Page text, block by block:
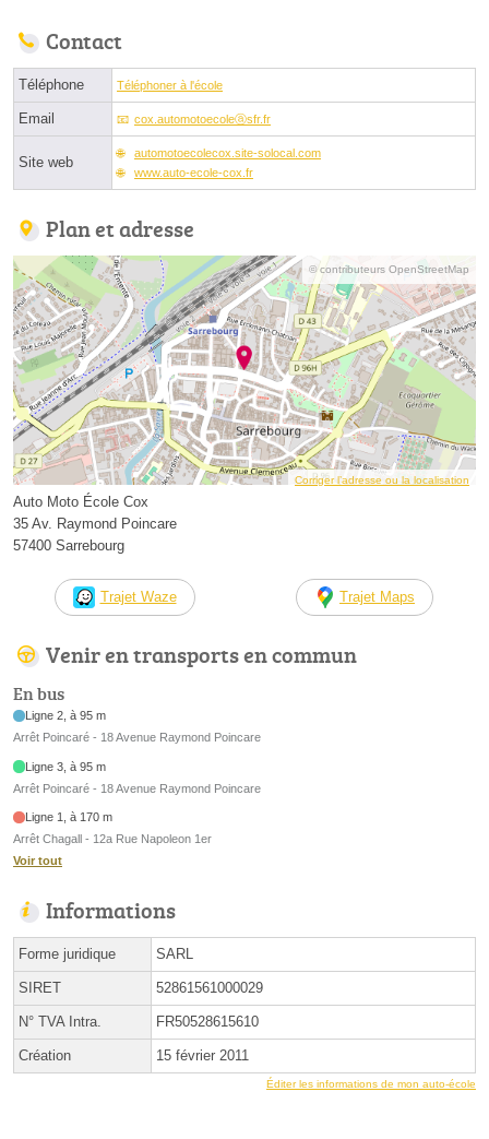
Contact
Téléphone Téléphoner à l'école
Email cox.automotoecoleⓐsfr.fr
Site web
automotoecolecox.site-solocal.com
www.auto-ecole-cox.fr
Plan et adresse
© contributeurs OpenStreetMap
Corriger l’adresse ou la localisation
Auto Moto École Cox
35 Av. Raymond Poincare
57400 Sarrebourg
Trajet Waze Trajet Maps
Venir en transports en commun
En bus
Ligne 2, à 95 m
Arrêt Poincaré - 18 Avenue Raymond Poincare
Ligne 3, à 95 m
Arrêt Poincaré - 18 Avenue Raymond Poincare
Ligne 1, à 170 m
Arrêt Chagall - 12a Rue Napoleon 1er
Voir tout
Informations
Forme juridique SARL
SIRET 52861561000029
N° TVA Intra. FR50528615610
Création 15 février 2011
Éditer les informations de mon auto-école